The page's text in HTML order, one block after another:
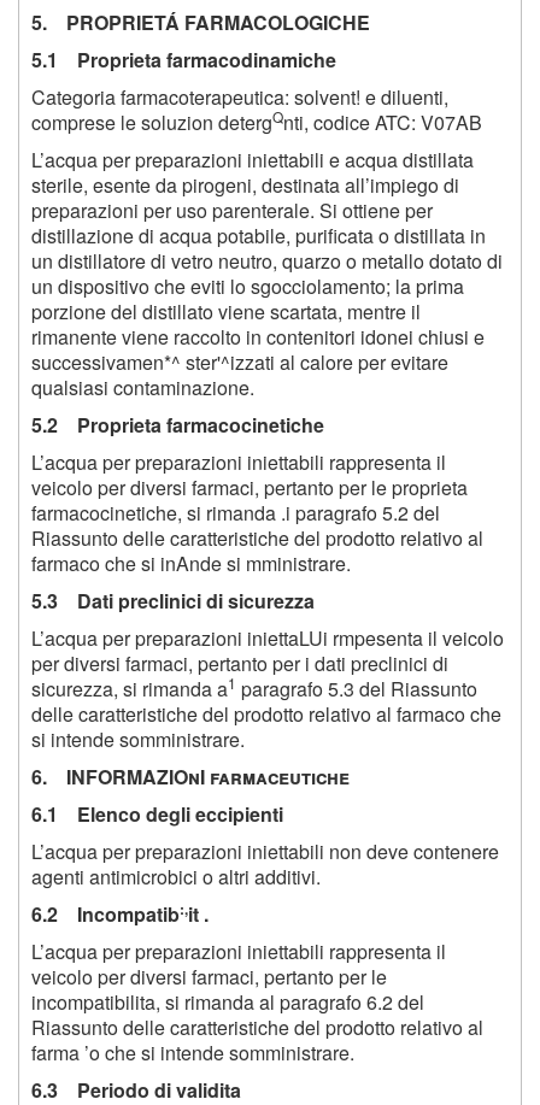
5. PROPRIETÁ FARMACOLOGICHE
5.1 Proprieta farmacodinamiche
Categoria farmacoterapeutica: solvent! e diluenti,
comprese le soluzion detergQnti, codice ATC: V07AB
L’acqua per preparazioni iniettabili e acqua distillata
sterile, esente da pirogeni, destinata all’impiego di
preparazioni per uso parenterale. Si ottiene per
distillazione di acqua potabile, purificata o distillata in
un distillatore di vetro neutro, quarzo o metallo dotato di
un dispositivo che eviti lo sgocciolamento; la prima
porzione del distillato viene scartata, mentre il
rimanente viene raccolto in contenitori idonei chiusi e
successivamen*^ ster'^izzati al calore per evitare
qualsiasi contaminazione.
5.2 Proprieta farmacocinetiche
L’acqua per preparazioni iniettabili rappresenta il
veicolo per diversi farmaci, pertanto per le proprieta
farmacocinetiche, si rimanda .i paragrafo 5.2 del
Riassunto delle caratteristiche del prodotto relativo al
farmaco che si inAnde si mministrare.
5.3 Dati preclinici di sicurezza
L’acqua per preparazioni iniettaLUi rmpesenta il veicolo
per diversi farmaci, pertanto per i dati preclinici di
sicurezza, si rimanda a1 paragrafo 5.3 del Riassunto
delle caratteristiche del prodotto relativo al farmaco che
si intende somministrare.
6. INFORMAZIOnI farmaceutiche
6.1 Elenco degli eccipienti
L’acqua per preparazioni iniettabili non deve contenere
agenti antimicrobici o altri additivi.
6.2 Incompatib:,it .
L’acqua per preparazioni iniettabili rappresenta il
veicolo per diversi farmaci, pertanto per le
incompatibilita, si rimanda al paragrafo 6.2 del
Riassunto delle caratteristiche del prodotto relativo al
farma ’o che si intende somministrare.
6.3 Periodo di validita